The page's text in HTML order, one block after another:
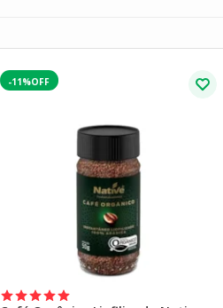
-11%